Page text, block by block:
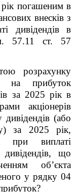
погашеним в
внесків з
дивідендів в
57.11
ст. 57
розрахунку
на прибуток
за 2025 рік в
акціонерів
(або
за 2025 рік,
при виплаті
що
об’єкта
у рядку 04